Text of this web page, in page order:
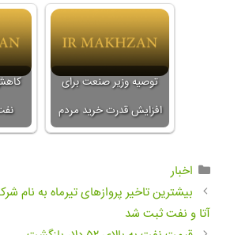
توصیه وزیر صنعت برای
افزایش قدرت خرید مردم
اخبار
بیشترین تاخیر پروازهای تیرماه به نام
آتا‌ و نفت‌ ثبت شد